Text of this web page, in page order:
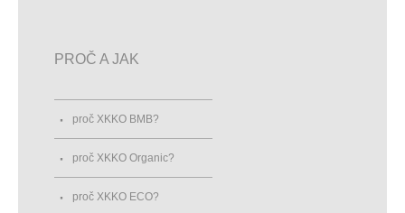
PROČ A JAK
proč XKKO BMB?
proč XKKO Organic?
proč XKKO ECO?